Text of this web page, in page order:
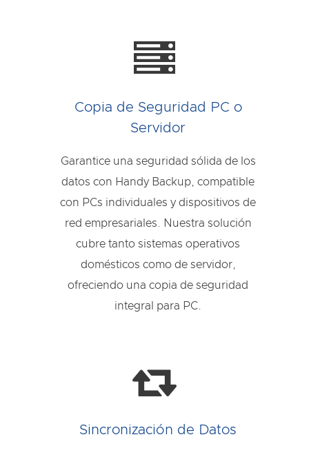
Copia de Seguridad PC o
Servidor
Garantice una seguridad sólida de los
datos con Handy Backup, compatible
con PCs individuales y dispositivos de
red empresariales. Nuestra solución
cubre tanto sistemas operativos
domésticos como de servidor,
ofreciendo una copia de seguridad
integral para PC.
Sincronización de Datos